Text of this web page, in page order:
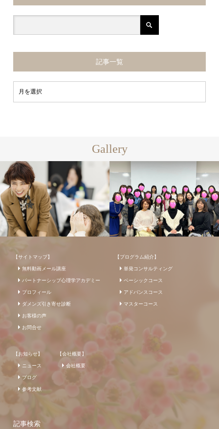
記事一覧
Gallery
【サイトマップ】
無料動画メール講座
パートナーシップ心理学アカデミー
プロフィール
ダメンズ引き寄せ診断
お客様の声
お問合せ
【プログラム紹介】
単発コンサルティング
ベーシックコース
アドバンスコース
マスターコース
【お知らせ】
ニュース
ブログ
参考文献
【会社概要】
会社概要
記事検索